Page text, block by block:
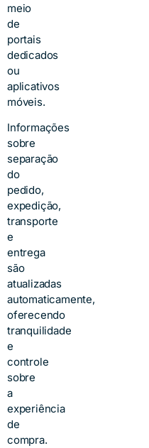
meio
de
portais
dedicados
ou
aplicativos
móveis.
Informações
sobre
separação
do
pedido,
expedição,
transporte
e
entrega
são
atualizadas
automaticamente,
oferecendo
tranquilidade
e
controle
sobre
a
experiência
de
compra.